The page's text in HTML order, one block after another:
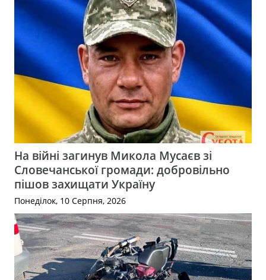
На війні загинув Микола Мусаєв зі
Словечанської громади: добровільно
пішов захищати Україну
Понеділок, 10 Серпня, 2026